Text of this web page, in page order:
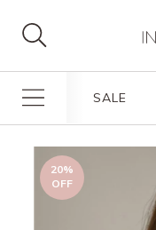
SALE
20%
OFF